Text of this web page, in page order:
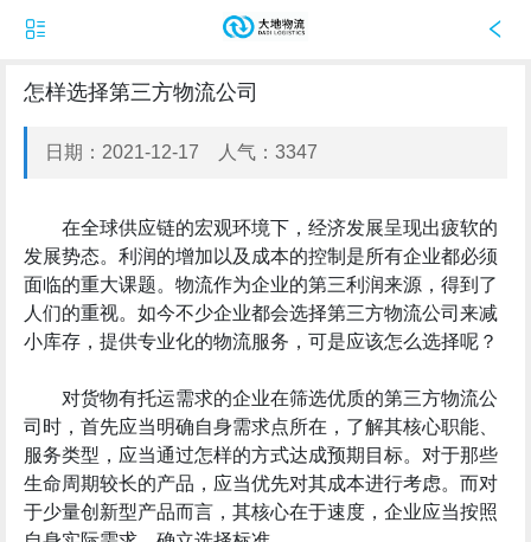
怎样选择第三方物流公司
日期：2021-12-17 人气：3347
在全球供应链的宏观环境下，经济发展呈现出疲软的
发展势态。利润的增加以及成本的控制是所有企业都必须
面临的重大课题。物流作为企业的第三利润来源，得到了
人们的重视。如今不少企业都会选择第三方物流公司来减
小库存，提供专业化的物流服务，可是应该怎么选择呢？
对货物有托运需求的企业在筛选优质的第三方物流公
司时，首先应当明确自身需求点所在，了解其核心职能、
服务类型，应当通过怎样的方式达成预期目标。对于那些
生命周期较长的产品，应当优先对其成本进行考虑。而对
于少量创新型产品而言，其核心在于速度，企业应当按照